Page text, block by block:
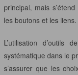
principal, mais
les boutons et les liens.
L’utilisation d’outils
systématique dans le
s’assurer que les